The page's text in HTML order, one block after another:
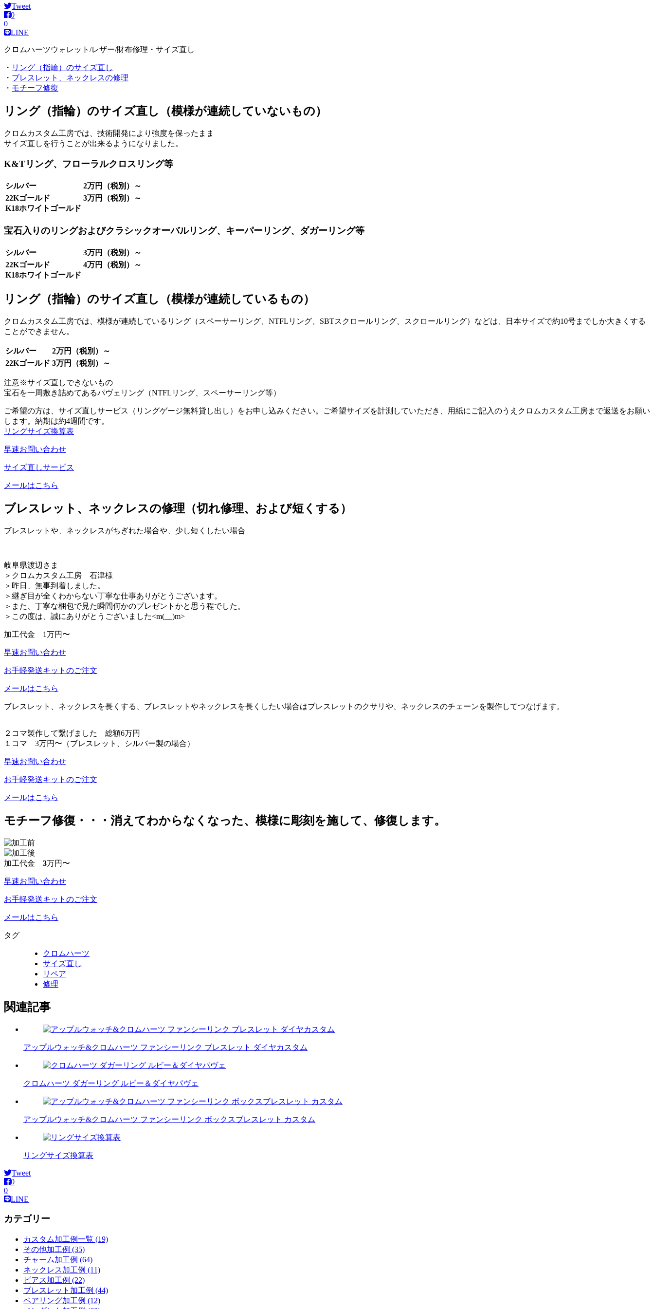
Tweet
0
0
LINE
クロムハーツウォレット/レザー/財布修理・サイズ直し
・ リング（指輪）のサイズ直し
・ ブレスレット、ネックレスの修理
・ モチーフ修復
リング（指輪）のサイズ直し（模様が連続していないもの）
クロムカスタム工房では、技術開発により強度を保ったまま
サイズ直しを行うことが出来るようになりました。
K&Tリング、フローラルクロスリング等
シルバー
2万円（税別）～
22Kゴールド
K18ホワイトゴールド
3万円（税別）～
宝石入りのリングおよびクラシックオーバルリング、キーパーリング、ダガーリング等
シルバー
3万円（税別）～
22Kゴールド
K18ホワイトゴールド
4万円（税別）～
リング（指輪）のサイズ直し（模様が連続しているもの）
クロムカスタム工房では、模様が連続しているリング（スペーサーリング、NTFLリング、SBTスクロールリング、スクロールリング）などは、日本サイズで約10号までしか大きくする
ことができません。
シルバー
2万円（税別）～
22Kゴールド 3万円（税別）～
注意※サイズ直しできないもの
宝石を一周敷き詰めてあるパヴェリング（NTFLリング、スペーサーリング等）
ご希望の方は、サイズ直しサービス（リングゲージ無料貸し出し）をお申し込みください。ご希望サイズを計測していただき、用紙にご記入のうえクロムカスタム工房まで返送をお願い
します。納期は約4週間です。
リングサイズ換算表
早速お問い合わせ
サイズ直しサービス
メールはこちら
ブレスレット、ネックレスの修理（切れ修理、および短くする）
ブレスレットや、ネックレスがちぎれた場合や、 少し短くしたい場合
岐阜県渡辺さま
＞クロムカスタム工房 石津様
＞昨日、無事到着しました。
＞継ぎ目が全くわからない丁寧な仕事ありがとうございます。
＞また、丁寧な梱包で見た瞬間何かのプレゼントかと思う程でした。
＞この度は、誠にありがとうございました<m(__)m>
加工代金 1万円〜
早速お問い合わせ
お手軽発送キットのご注文
メールはこちら
ブレスレット、ネックレスを長くする、ブレスレットやネックレスを長くしたい場合はブレスレットのクサリや、ネックレスのチェーンを製作してつなげます。
２コマ製作して繋げました 総額6万円
１コマ 3万円〜 （ブレスレット、シルバー製の場合）
早速お問い合わせ
お手軽発送キットのご注文
メールはこちら
モチーフ修復・・・消えてわからなくなった、模様に彫刻を施して、修復します。
加工代金 3万円〜
早速お問い合わせ
お手軽発送キットのご注文
メールはこちら
タグ
クロムハーツ
サイズ直し
リペア
修理
関連記事
アップルウォッチ&クロムハーツ ファンシーリンク ブレスレット ダイヤカスタム
クロムハーツ ダガーリング ルビー＆ダイヤパヴェ
アップルウォッチ&クロムハーツ ファンシーリンク ボックスブレスレット カスタム
リングサイズ換算表
Tweet
0
0
LINE
カテゴリー
カスタム加工例一覧 (19)
その他加工例 (35)
チャーム加工例 (64)
ネックレス加工例 (11)
ピアス加工例 (22)
ブレスレット加工例 (44)
ペアリング加工例 (12)